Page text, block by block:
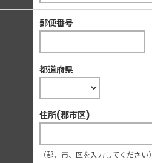
郵便番号
都道府県
住所(郡市区)
（郡、市、区を入力してください）